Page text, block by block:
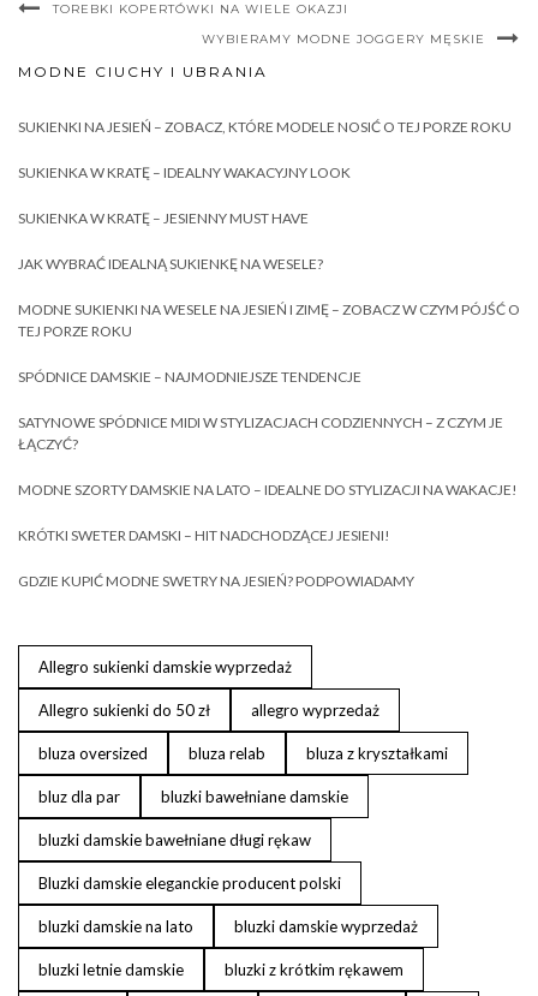
TOREBKI KOPERTÓWKI NA WIELE OKAZJI
WYBIERAMY MODNE JOGGERY MĘSKIE
MODNE CIUCHY I UBRANIA
SUKIENKI NA JESIEŃ – ZOBACZ, KTÓRE MODELE NOSIĆ O TEJ PORZE ROKU
SUKIENKA W KRATĘ – IDEALNY WAKACYJNY LOOK
SUKIENKA W KRATĘ – JESIENNY MUST HAVE
JAK WYBRAĆ IDEALNĄ SUKIENKĘ NA WESELE?
MODNE SUKIENKI NA WESELE NA JESIEŃ I ZIMĘ – ZOBACZ W CZYM PÓJŚĆ O
TEJ PORZE ROKU
SPÓDNICE DAMSKIE – NAJMODNIEJSZE TENDENCJE
SATYNOWE SPÓDNICE MIDI W STYLIZACJACH CODZIENNYCH – Z CZYM JE
ŁĄCZYĆ?
MODNE SZORTY DAMSKIE NA LATO – IDEALNE DO STYLIZACJI NA WAKACJE!
KRÓTKI SWETER DAMSKI – HIT NADCHODZĄCEJ JESIENI!
GDZIE KUPIĆ MODNE SWETRY NA JESIEŃ? PODPOWIADAMY
Allegro sukienki damskie wyprzedaż
Allegro sukienki do 50 zł allegro wyprzedaż
bluza oversized bluza relab bluza z kryształkami
bluz dla par bluzki bawełniane damskie
bluzki damskie bawełniane długi rękaw
Bluzki damskie eleganckie producent polski
bluzki damskie na lato bluzki damskie wyprzedaż
bluzki letnie damskie bluzki z krótkim rękawem